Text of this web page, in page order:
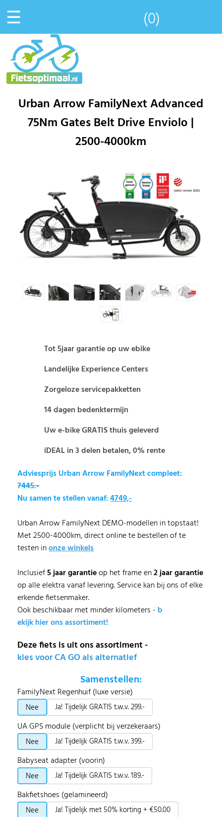
☰ (0)
Urban Arrow FamilyNext Advanced
75Nm Gates Belt Drive Enviolo |
2500-4000km
Tot 5jaar garantie op uw ebike
Landelijke Experience Centers
Zorgeloze servicepakketten
14 dagen bedenktermijn
Uw e-bike GRATIS thuis geleverd
iDEAL in 3 delen betalen, 0% rente
Adviesprijs Urban Arrow FamilyNext compleet:
7445.-
Nu samen te stellen vanaf:4749,-
Urban Arrow FamilyNext DEMO-modellen in topstaat!
Met 2500-4000km, direct online te bestellen of te
testen inonze winkels
Inclusief5 jaar garantieop het frame en2 jaar garantie
op alle elektra vanaf levering. Service kan bij ons of elke
erkende fietsenmaker.
Ook beschikbaar met minder kilometers - b
ekijk hier ons assortiment!
Deze fiets is uit ons assortiment -
kies voor CA GO als alternatief
Samenstellen:
FamilyNext Regenhuif (luxe versie)
Nee Ja! Tijdelijk GRATIS t.w.v. 299.-
UA GPS module (verplicht bij verzekeraars)
Nee Ja! Tijdelijk GRATIS t.w.v. 399.-
Babyseat adapter (voorin)
Nee Ja! Tijdelijk GRATIS t.w.v. 189.-
Bakfietshoes (gelamineerd)
Nee Ja! Tijdelijk met 50% korting + €50.00